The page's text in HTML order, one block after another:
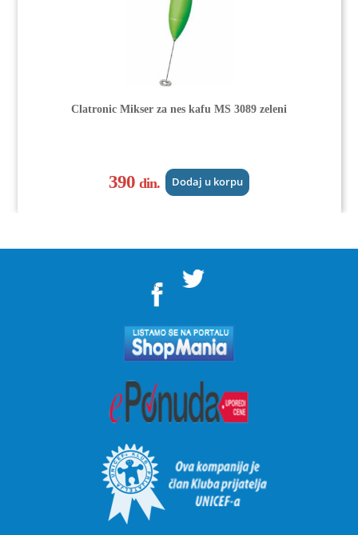
Clatronic Mikser za nes kafu MS 3089 zeleni
390din. Dodaj u korpu
">